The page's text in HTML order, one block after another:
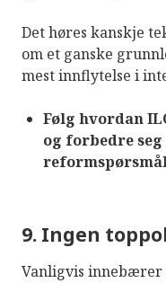
Det høres kanskje
om et ganske
mest innflytelse i
Følg hvordan
og forbedre
9. Ingen
Vanligvis innebærer